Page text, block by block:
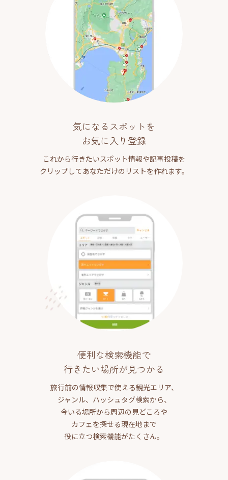
気になるスポットを
お気に入り登録
これから行きたいスポット情報や記事投稿を
クリップしてあなただけのリストを作れます。
便利な検索機能で
行きたい場所が見つかる
旅行前の情報収集で使える観光エリア、
ジャンル、ハッシュタグ検索から、
今いる場所から周辺の見どころや
カフェを探せる現在地まで
役に立つ検索機能がたくさん。